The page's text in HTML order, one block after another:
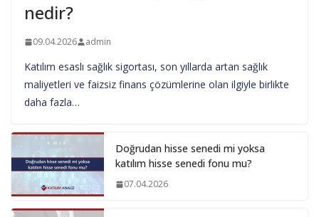
nedir?
09.04.2026 admin
Katılım esaslı sağlık sigortası, son yıllarda artan sağlık
maliyetleri ve faizsiz finans çözümlerine olan ilgiyle birlikte
daha fazla…
Doğrudan hisse senedi mi yoksa
katılım hisse senedi fonu mu?
07.04.2026